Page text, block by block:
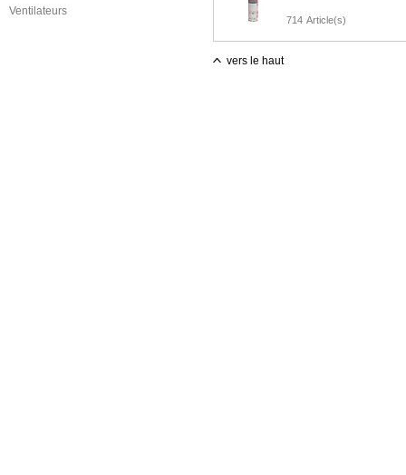
Ventilateurs
714 Article(s)
vers le haut